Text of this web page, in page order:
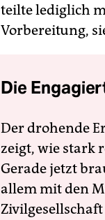
teilte lediglich
Vorbereitung,
Die
Der drohende
zeigt, wie stark
Gerade jetzt
allem mit den